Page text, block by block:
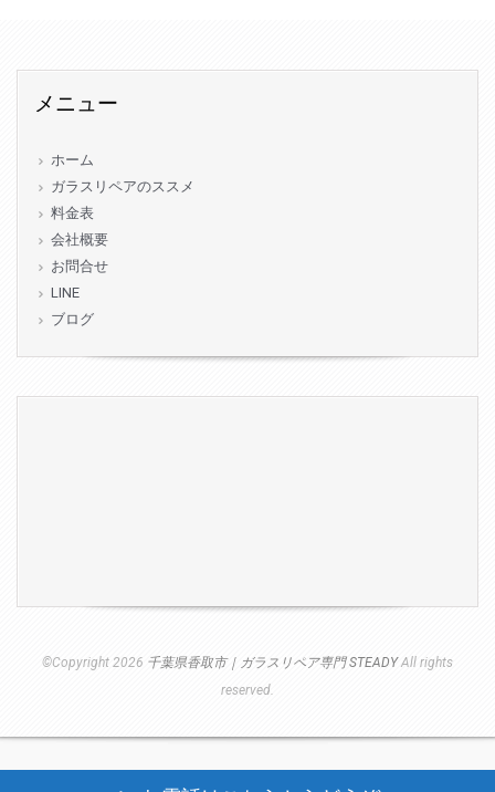
メニュー
ホーム
ガラスリペアのススメ
料金表
会社概要
お問合せ
LINE
ブログ
©Copyright 2026 千葉県香取市｜ガラスリペア専門 STEADYAll rights
reserved.